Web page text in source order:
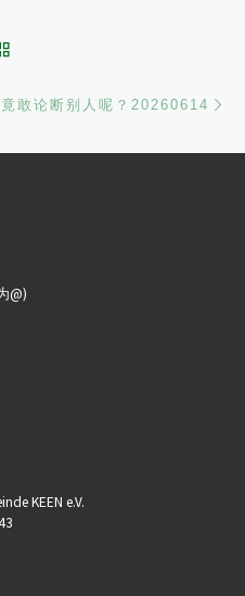
敢论断别人呢？20260614
@)
KEEN e.V.